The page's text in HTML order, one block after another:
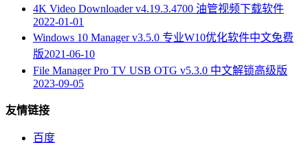
4K Video Downloader v4.19.3.4700 油管视频下载软件
2022-01-01
Windows 10 Manager v3.5.0 专业W10优化软件中文免费
版2021-06-10
File Manager Pro TV USB OTG v5.3.0 中文解锁高级版
2023-09-05
友情链接
百度